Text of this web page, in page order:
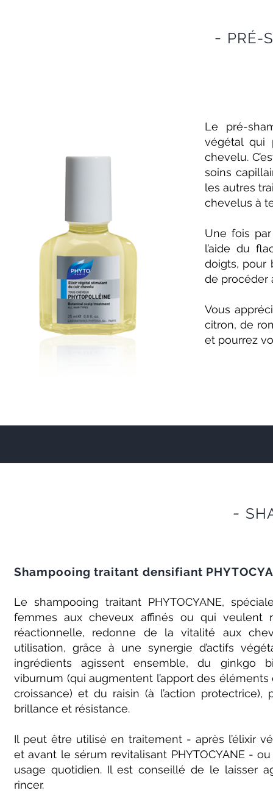
- PRÉ-
Le pré-
végétal qui
chevelu.
soins
les autres
chevelus à
Une fois
l’aide du
doigts, pour
de procéder
Vous
citron, de
et pourrez
-
Shampooing traitant densifiant
Le shampooing traitant PHYTOCYANE,
femmes aux cheveux affinés ou qui veulent
réactionnelle, redonne de la vitalité aux
utilisation, grâce à une synergie d’actifs
ingrédients agissent ensemble, du ginkgo
viburnum (qui augmentent l’apport des
croissance) et du raisin (à l’action protectrice),
brillance et résistance.
Il peut être utilisé en traitement - après l’élixir
et avant le sérum revitalisant PHYTOCYANE -
usage quotidien. Il est conseillé de le laisser
rincer.